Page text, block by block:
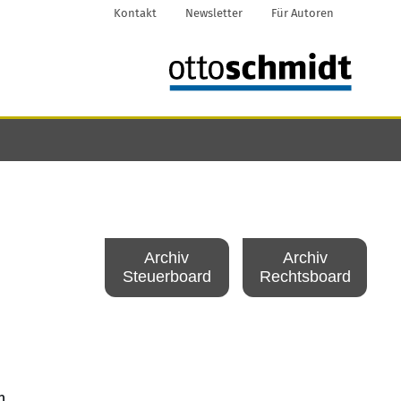
Kontakt Newsletter Für Autoren
Archiv
Steuerboard
Archiv
Rechtsboard